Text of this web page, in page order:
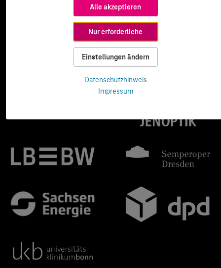
Alle akzeptieren
Nur erforderliche
Einstellungen ändern
Datenschutzhinweis
Impressum